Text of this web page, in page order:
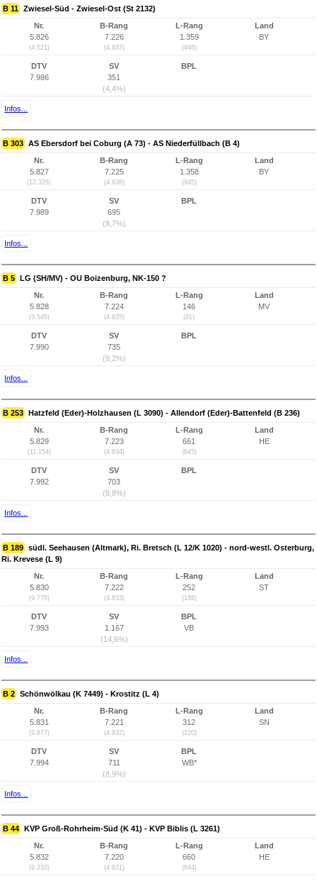
B 11 Zwiesel-Süd - Zwiesel-Ost (St 2132)
Nr.
5.826
(4.521)
B-Rang
7.226
(4.837)
L-Rang
1.359
(946)
Land
BY
DTV
7.986
SV
351
(4,4%)
BPL
Infos...
B 303 AS Ebersdorf bei Coburg (A 73) - AS Niederfüllbach (B 4)
Nr.
5.827
(12.328)
B-Rang
7.225
(4.836)
L-Rang
1.358
(945)
Land
BY
DTV
7.989
SV
695
(8,7%)
BPL
Infos...
B 5 LG (SH/MV) - OU Boizenburg, NK-150 ?
Nr.
5.828
(3.545)
B-Rang
7.224
(4.835)
L-Rang
146
(81)
Land
MV
DTV
7.990
SV
735
(9,2%)
BPL
Infos...
B 253 Hatzfeld (Eder)-Holzhausen (L 3090) - Allendorf (Eder)-Battenfeld (B 236)
Nr.
5.829
(11.154)
B-Rang
7.223
(4.834)
L-Rang
661
(645)
Land
HE
DTV
7.992
SV
703
(8,8%)
BPL
Infos...
B 189 südl. Seehausen (Altmark), Ri. Bretsch (L 12/K 1020) - nord-westl. Osterburg,
Ri. Krevese (L 9)
Nr.
5.830
(9.778)
B-Rang
7.222
(4.833)
L-Rang
252
(188)
Land
ST
DTV
7.993
SV
1.167
(14,6%)
BPL
VB
Infos...
B 2 Schönwölkau (K 7449) - Krostitz (L 4)
Nr.
5.831
(2.877)
B-Rang
7.221
(4.832)
L-Rang
312
(220)
Land
SN
DTV
7.994
SV
711
(8,9%)
BPL
WB*
Infos...
B 44 KVP Groß-Rohrheim-Süd (K 41) - KVP Biblis (L 3261)
Nr.
5.832
(6.210)
B-Rang
7.220
(4.831)
L-Rang
660
(644)
Land
HE